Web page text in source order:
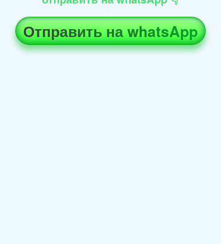
Отправить на whatsApp